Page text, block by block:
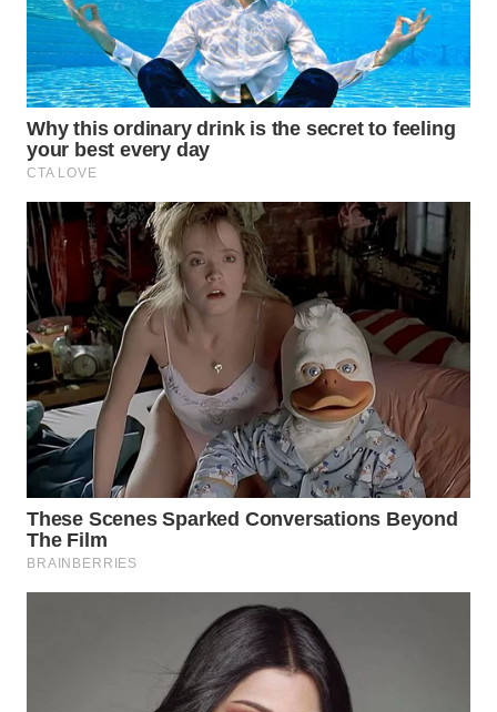
DANAU
TOBA
WN
NIAS
WN
LANGKAT
WN
TAPANULI
SELATAN
WN
TANJUNG
LESUNG
WN
KARO
WN
SIMALUNGUN